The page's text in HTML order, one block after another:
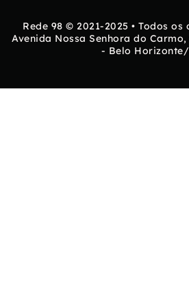
Rede 98 © 2021-2025 • Todos
Avenida Nossa Senhora do
- Belo